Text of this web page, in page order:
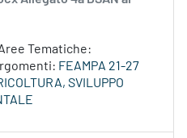
Tematiche:
FEAMPA 21-27
SVILUPPO